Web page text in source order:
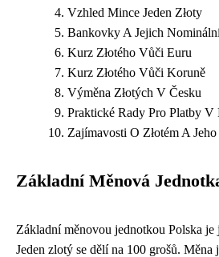
Vzhled Mince Jeden Złoty
Bankovky A Jejich
Kurz Złotého Vůči Euru
Kurz Złotého Vůči Koruně
Výměna Złotých V Česku
Praktické Rady Pro Platby V
Zajímavosti O Złotém A
Základní Měnová
Základní měnovou jednotkou Polska
Jeden zlotý se dělí na 100 grošů. Měna